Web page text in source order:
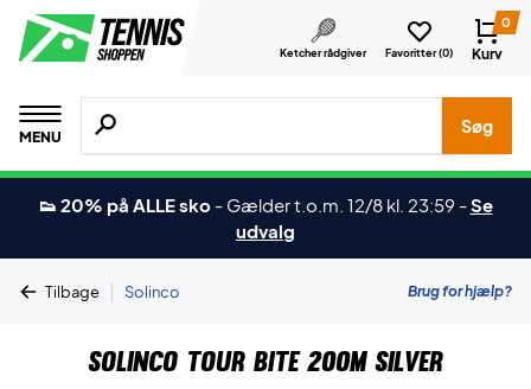
Ketcher rådgiver Favoritter (0)
0
Kurv
MENU
Søg efter produkter, mærker etc.
Søg
👟 20% på ALLE sko - Gælder t.o.m. 12/8 kl. 23:59 -Se
udvalg
Tilbage | Solinco Brug for hjælp?
Solinco Tour Bite 200M Silver